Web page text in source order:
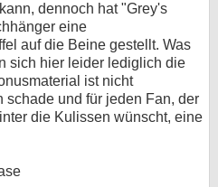
dennoch hat "Grey's
eine
auf die Beine gestellt. Was
sich hier leider lediglich die
ist nicht
und für jeden Fan, der
die Kulissen wünscht, eine